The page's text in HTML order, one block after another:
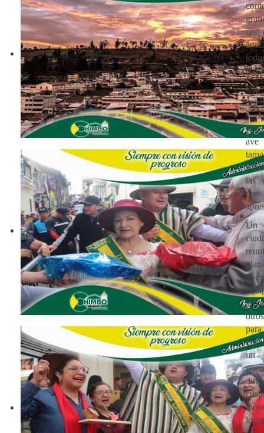
uno
Un
la
ave
las
ir
un